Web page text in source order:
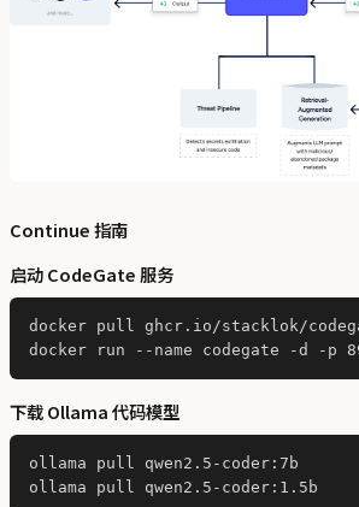
Continue 指南
启动 CodeGate 服务
docker pull ghcr.io/stacklok/
下载 Ollama 代码模型
ollama pull qwen2.5-coder:7b